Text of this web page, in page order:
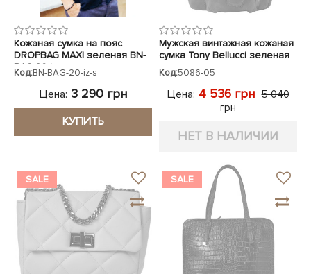
Кожаная сумка на пояс
DROPBAG MAXI зеленая BN-
BAG-20-iz
Код:BN-BAG-20-iz-s
Цена: 3 290 грн
КУПИТЬ
Мужская винтажная кожаная
сумка Tony Bellucci зеленая
Код:5086-05
Цена: 4 536 грн 5 040
грн
НЕТ В НАЛИЧИИ
SALE SALE